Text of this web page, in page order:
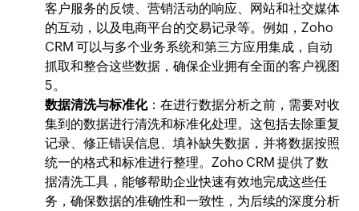
客户服务的反馈、营销活动的响应、网站和社交媒体
的互动，以及电商平台的交易记录等。例如，Zoho
CRM 可以与多个业务系统和第三方应用集成，自动
抓取和整合这些数据，确保企业拥有全面的客户视图
5。
数据清洗与标准化：在进行数据分析之前，需要对收
集到的数据进行清洗和标准化处理。这包括去除重复
记录、修正错误信息、填补缺失数据，并将数据按照
统一的格式和标准进行整理。Zoho CRM 提供了数
据清洗工具，能够帮助企业快速有效地完成这些任
务，确保数据的准确性和一致性，为后续的深度分析